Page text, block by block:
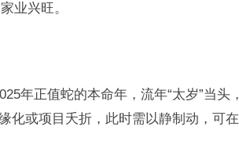
业兴旺。
年正值蛇的本命年，流年“太岁”当头，
化或项目夭折，此时需以静制动，可在